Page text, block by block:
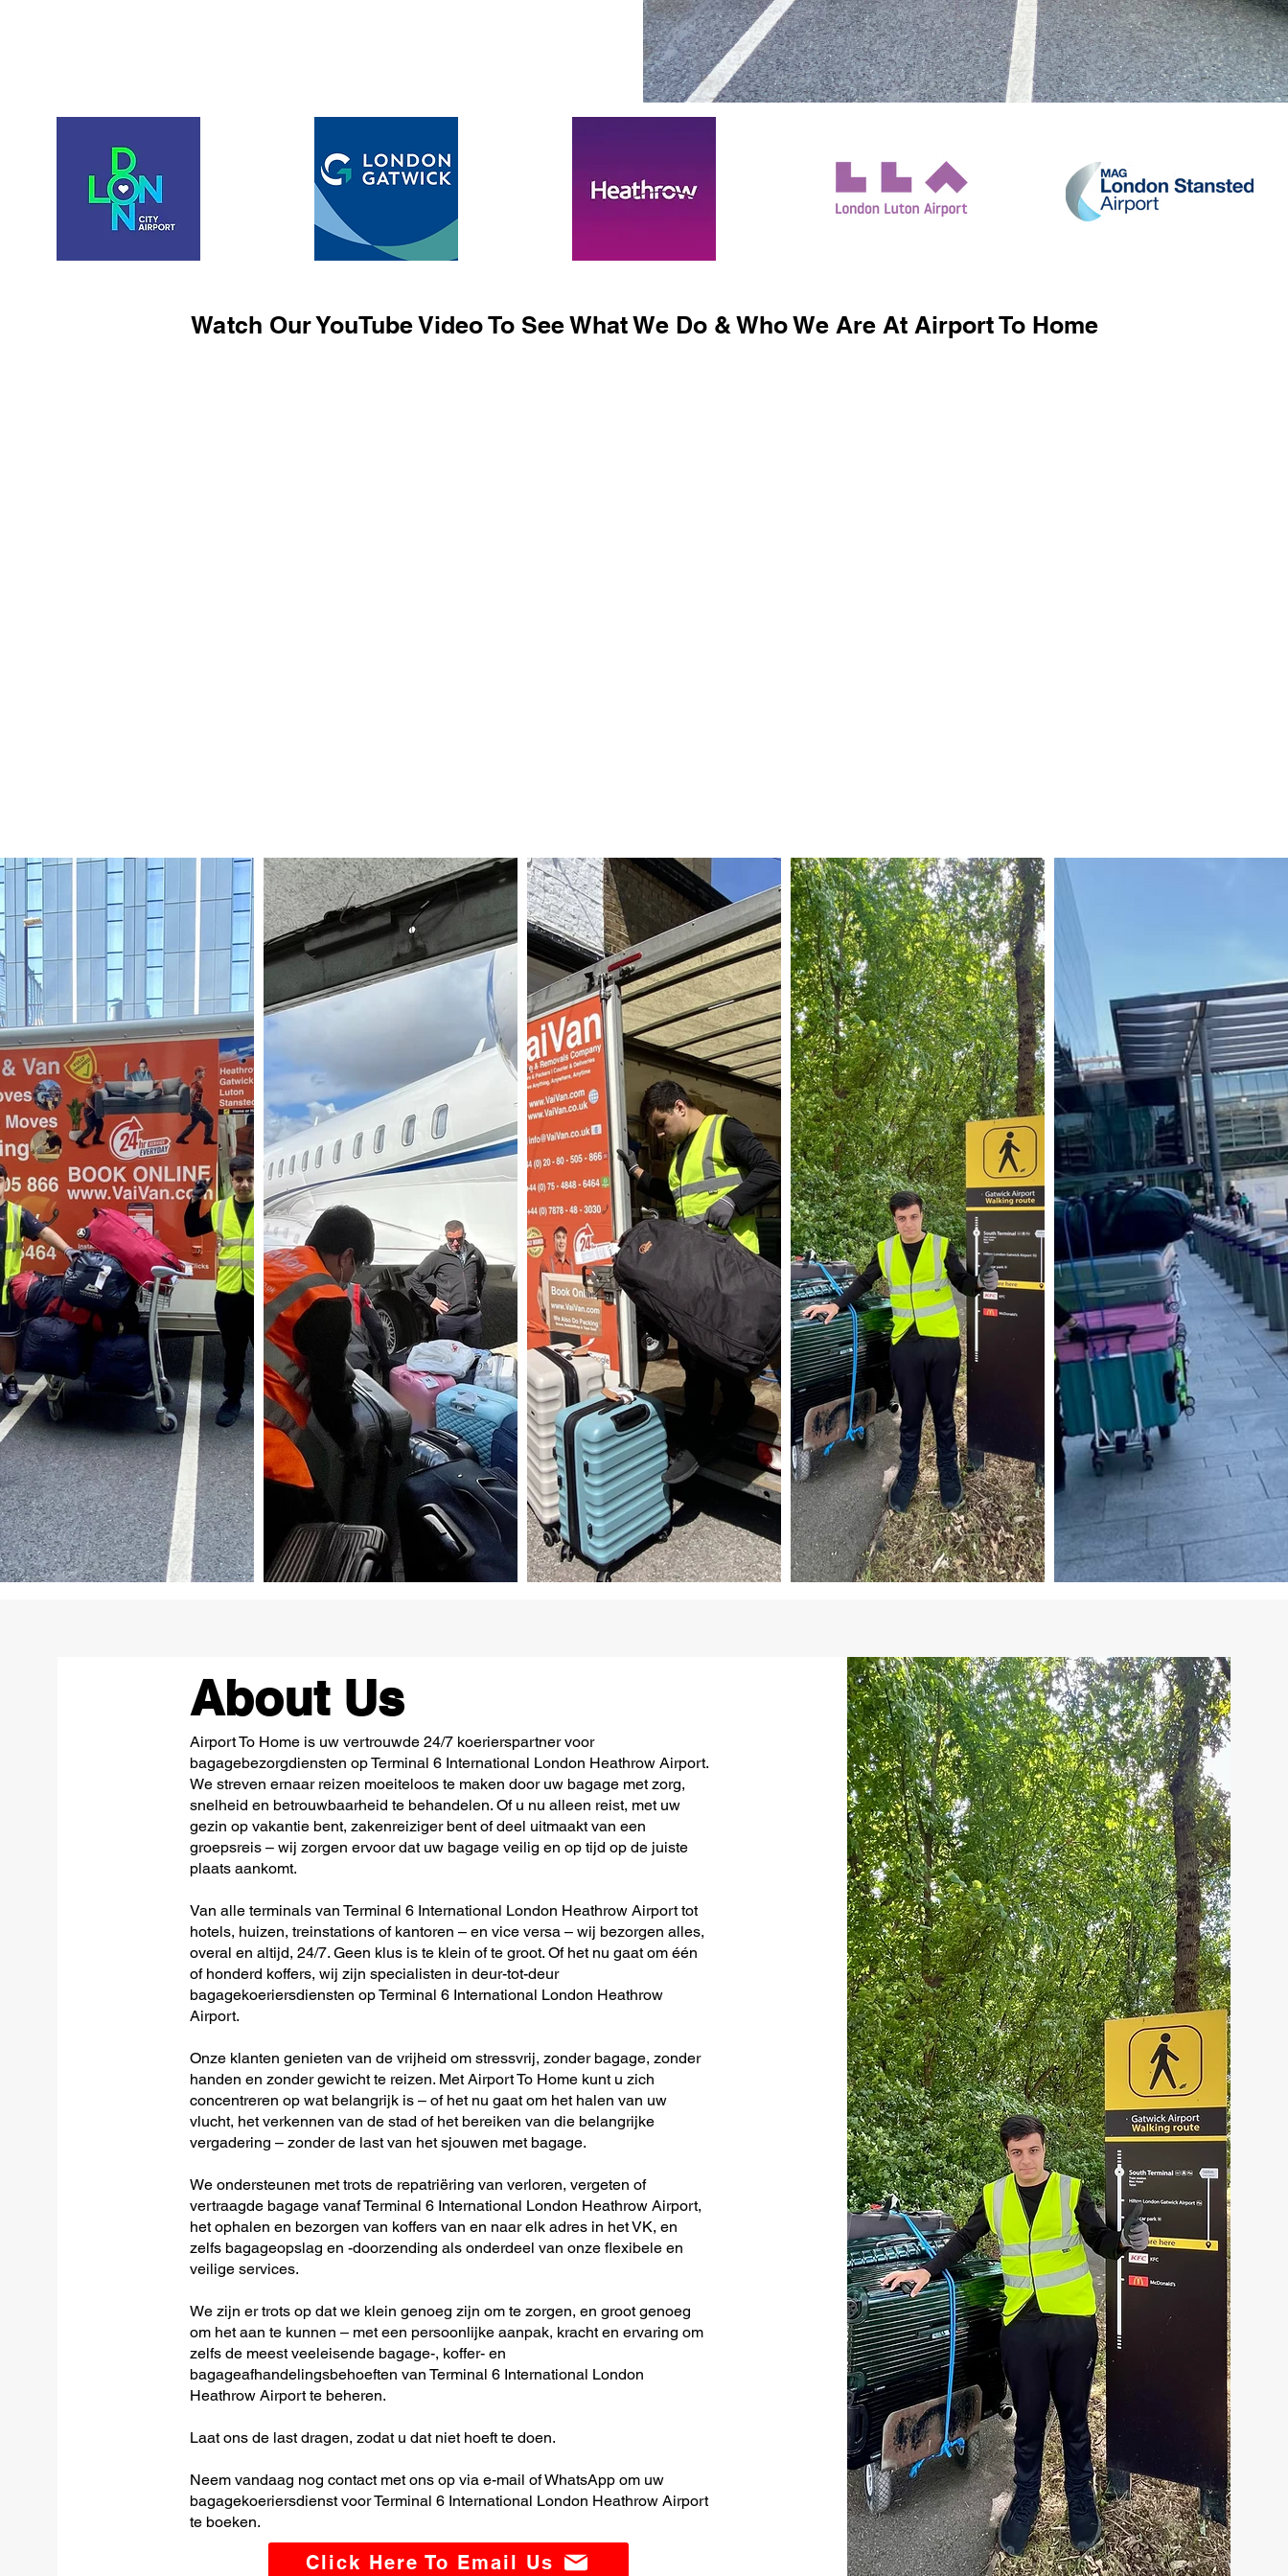
Watch Our YouTube Video To See What We Do & Who We Are At Airport To Home
About Us
Airport To Home is uw vertrouwde 24/7 koerierspartner voor
bagagebezorgdiensten op Terminal 6 International London Heathrow Airport.
We streven ernaar reizen moeiteloos te maken door uw bagage met zorg,
snelheid en betrouwbaarheid te behandelen. Of u nu alleen reist, met uw
gezin op vakantie bent, zakenreiziger bent of deel uitmaakt van een
groepsreis – wij zorgen ervoor dat uw bagage veilig en op tijd op de juiste
plaats aankomt.
Van alle terminals van Terminal 6 International London Heathrow Airport tot
hotels, huizen, treinstations of kantoren – en vice versa – wij bezorgen alles,
overal en altijd, 24/7. Geen klus is te klein of te groot. Of het nu gaat om één
of honderd koffers, wij zijn specialisten in deur-tot-deur
bagagekoeriersdiensten op Terminal 6 International London Heathrow
Airport.
Onze klanten genieten van de vrijheid om stressvrij, zonder bagage, zonder
handen en zonder gewicht te reizen. Met Airport To Home kunt u zich
concentreren op wat belangrijk is – of het nu gaat om het halen van uw
vlucht, het verkennen van de stad of het bereiken van die belangrijke
vergadering – zonder de last van het sjouwen met bagage.
We ondersteunen met trots de repatriëring van verloren, vergeten of
vertraagde bagage vanaf Terminal 6 International London Heathrow Airport,
het ophalen en bezorgen van koffers van en naar elk adres in het VK, en
zelfs bagageopslag en -doorzending als onderdeel van onze flexibele en
veilige services.
We zijn er trots op dat we klein genoeg zijn om te zorgen, en groot genoeg
om het aan te kunnen – met een persoonlijke aanpak, kracht en ervaring om
zelfs de meest veeleisende bagage-, koffer- en
bagageafhandelingsbehoeften van Terminal 6 International London
Heathrow Airport te beheren.
Laat ons de last dragen, zodat u dat niet hoeft te doen.
Neem vandaag nog contact met ons op via e-mail of WhatsApp om uw
bagagekoeriersdienst voor Terminal 6 International London Heathrow Airport
te boeken.
Click Here To Email Us